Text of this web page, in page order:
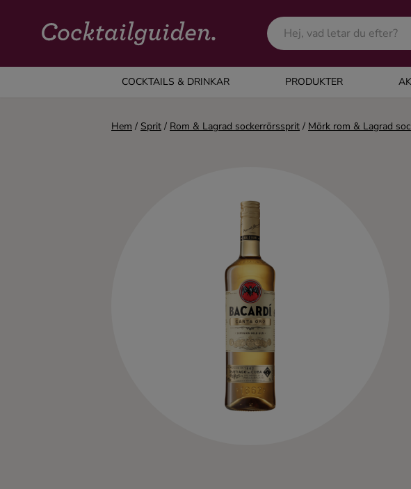
COCKTAILS & DRINKAR PRODUKTER
COCKTAILS & DRINKAR
Alla cocktails & drinkar
Hem / Sprit / Rom & Lagrad sockerrörssprit / Mörk rom & Lagrad